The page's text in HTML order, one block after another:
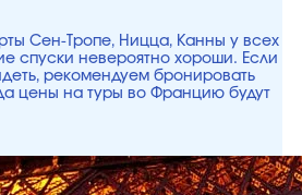
Сен-Тропе, Ницца, Канны у всех
спуски невероятно хороши. Если
рекомендуем бронировать
цены на туры во Францию будут